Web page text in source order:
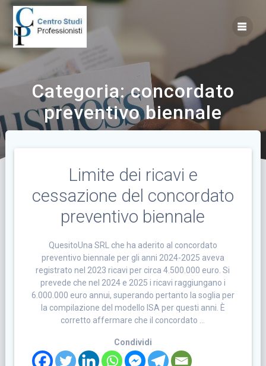
Categoria:concordato
preventivo biennale
Limite dei ricavi e
cessazione del concordato
preventivo biennale
QuesitoUna SRL che ha aderito al concordato
preventivo biennale per gli anni 2024-2025 aveva
registrato nel 2023 ricavi per circa 4.500.000 euro. Si
prevede che nel 2024 e 2025 i ricavi raggiungano i
6.000.000 euro annui, superando pertanto la soglia per
la compilazione del modello ISA per questi anni. È
corretto affermare che il concordato …
Condividi